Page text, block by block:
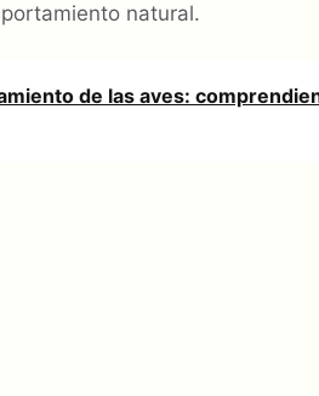
natural.
de las aves: